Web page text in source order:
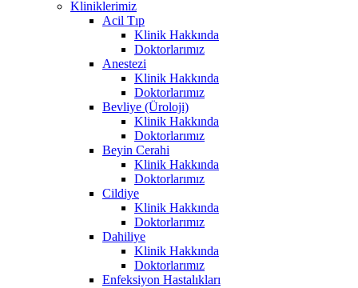
Kliniklerimiz
Acil Tıp
Klinik Hakkında
Doktorlarımız
Anestezi
Klinik Hakkında
Doktorlarımız
Bevliye (Üroloji)
Klinik Hakkında
Doktorlarımız
Beyin Cerahi
Klinik Hakkında
Doktorlarımız
Cildiye
Klinik Hakkında
Doktorlarımız
Dahiliye
Klinik Hakkında
Doktorlarımız
Enfeksiyon Hastalıkları